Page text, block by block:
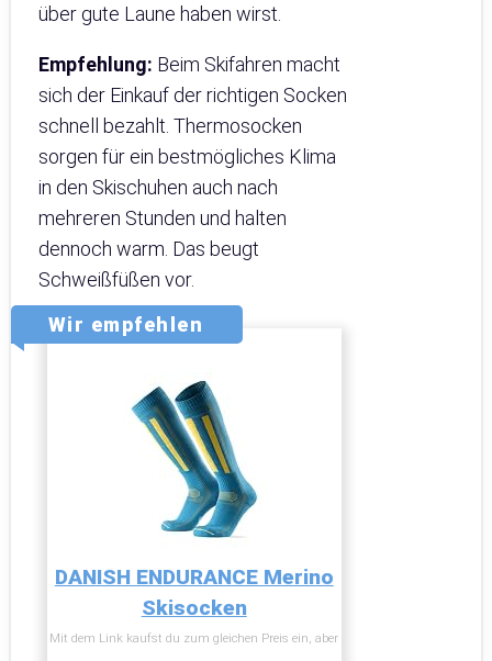
über gute Laune haben wirst.
Empfehlung: Beim Skifahren macht
sich der Einkauf der richtigen Socken
schnell bezahlt. Thermosocken
sorgen für ein bestmögliches Klima
in den Skischuhen auch nach
mehreren Stunden und halten
dennoch warm. Das beugt
Schweißfüßen vor.
Wir empfehlen
DANISH ENDURANCE Merino
Skisocken
Mit dem Link kaufst du zum gleichen Preis ein, aber